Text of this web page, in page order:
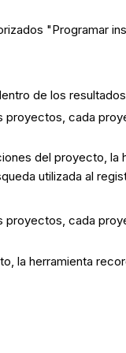
"Programar
de los
cada
del proyecto,
utilizada al
cada
la herramienta